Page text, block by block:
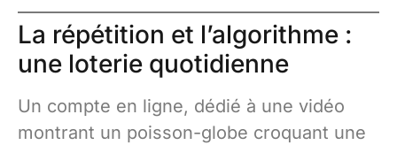
La répétition et l’algorithme :
une loterie quotidienne
Un compte en ligne, dédié à une vidéo
montrant un poisson-globe croquant une